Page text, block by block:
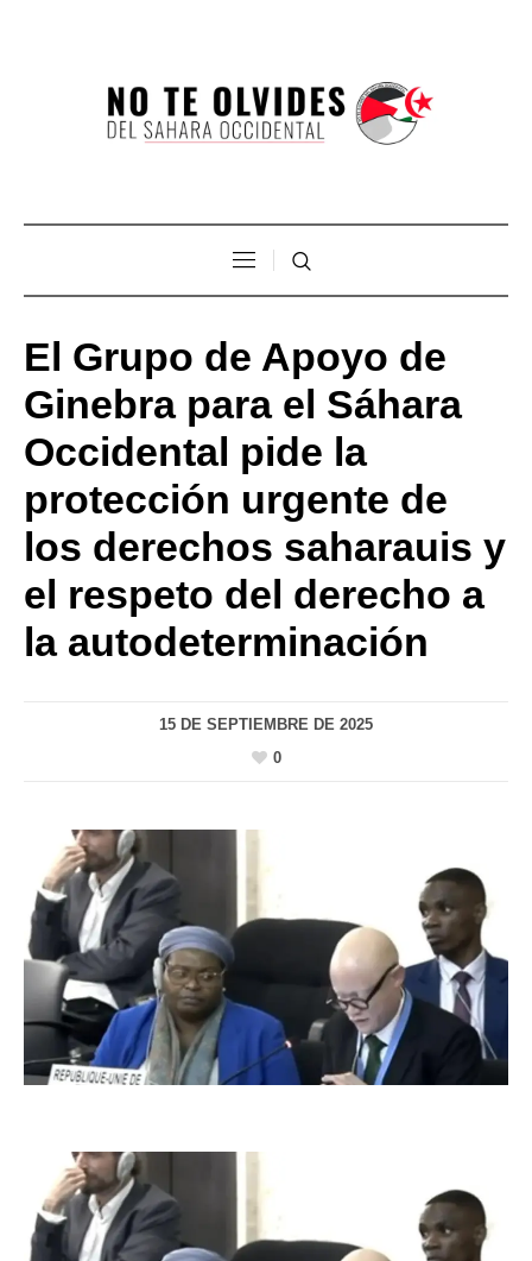
El Grupo de Apoyo de
Ginebra para el Sáhara
Occidental pide la
protección urgente de
los derechos saharauis y
el respeto del derecho a
la autodeterminación
15 DE SEPTIEMBRE DE 2025
0